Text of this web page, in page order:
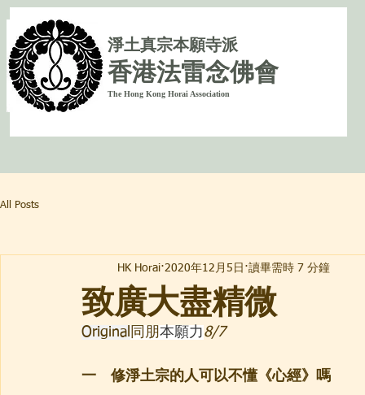
淨土真宗本願寺派
香港法雷念佛會
The Hong Kong Horai Association
All Posts
致廣大盡精微
HK Horai 2020年12月5日 讀畢需時 7 分鐘
Original 同朋本願力8/7
一　修淨土宗的人可以不懂《心經》嗎